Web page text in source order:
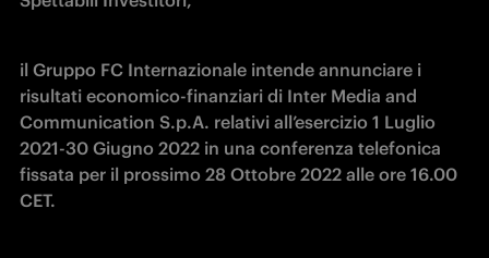
il Gruppo FC Internazionale intende annunciare i
risultati economico-finanziari di Inter Media and
Communication S.p.A. relativi all’esercizio 1 Luglio
2021-30 Giugno 2022 in una conferenza telefonica
fissata per il prossimo 28 Ottobre 2022 alle ore 16.00
CET.